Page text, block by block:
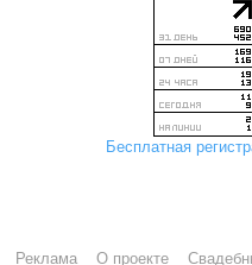
Бесплатная
Реклама О проекте